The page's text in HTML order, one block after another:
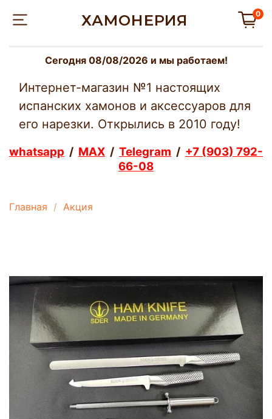
ХАМОНЕРИЯ 0
Сегодня 08/08/2026 и мы работаем!
Интернет-магазин №1 настоящих
испанских хамонов и аксессуаров для
его нарезки. Открылись в 2010 году!
whatsapp / MAX / Telegram / +7 (903) 792-
66-08
Главная Акция